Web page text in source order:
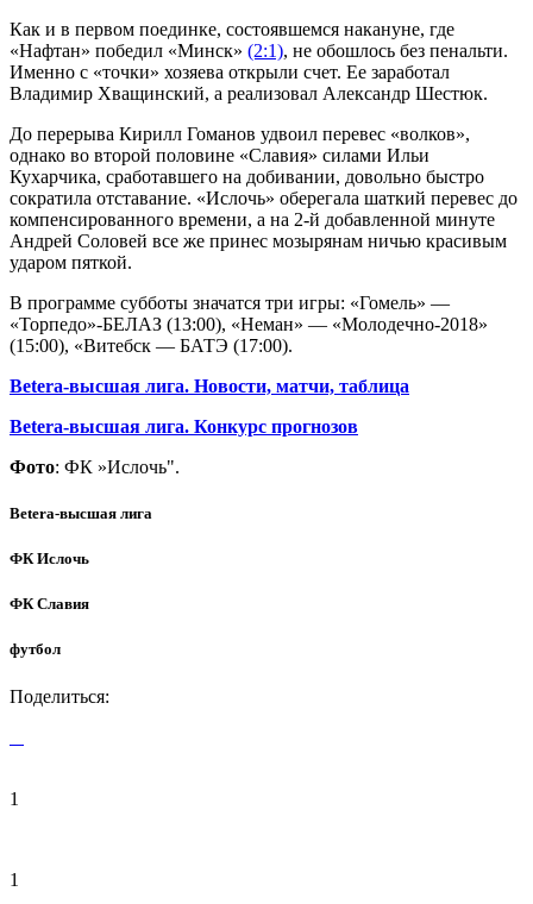
Как и в первом поединке, состоявшемся накануне, где
«Нафтан» победил «Минск» (2:1), не обошлось без пенальти.
Именно с «точки» хозяева открыли счет. Ее заработал
Владимир Хващинский, а реализовал Александр Шестюк.
До перерыва Кирилл Гоманов удвоил перевес «волков»,
однако во второй половине «Славия» силами Ильи
Кухарчика, сработавшего на добивании, довольно быстро
сократила отставание. «Ислочь» оберегала шаткий перевес до
компенсированного времени, а на 2-й добавленной минуте
Андрей Соловей все же принес мозырянам ничью красивым
ударом пяткой.
В программе субботы значатся три игры: «Гомель» —
«Торпедо»-БЕЛАЗ (13:00), «Неман» — «Молодечно-2018»
(15:00), «Витебск — БАТЭ (17:00).
Betera-высшая лига. Новости, матчи, таблица
Betera-высшая лига. Конкурс прогнозов
Фото: ФК »Ислочь".
Betera-высшая лига
ФК Ислочь
ФК Славия
футбол
Поделиться:
1
1